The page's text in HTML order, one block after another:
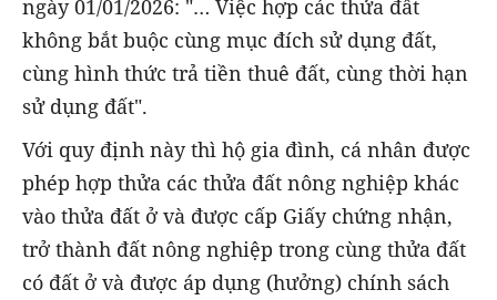
ngày 01/01/2026: "… Việc hợp các thửa đất
không bắt buộc cùng mục đích sử dụng đất,
cùng hình thức trả tiền thuê đất, cùng thời hạn
sử dụng đất".
Với quy định này thì hộ gia đình, cá nhân được
phép hợp thửa các thửa đất nông nghiệp khác
vào thửa đất ở và được cấp Giấy chứng nhận,
trở thành đất nông nghiệp trong cùng thửa đất
có đất ở và được áp dụng (hưởng) chính sách